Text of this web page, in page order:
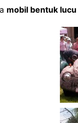
mobil bentuk lucu